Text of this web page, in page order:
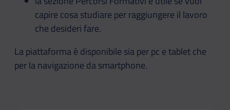
capire cosa studiare per raggiungere il lavoro
che desideri fare.
La piattaforma è disponibile sia per pc e tablet che
per la navigazione da smartphone.